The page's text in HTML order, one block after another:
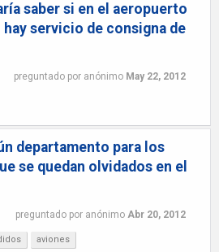
saber si en el aeropuerto
servicio de consigna de
preguntado por anónimo May 22, 2012
departamento para los
se quedan olvidados en el
preguntado por anónimo Abr 20, 2012
aviones